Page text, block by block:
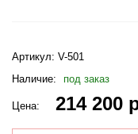
Артикул: V-501
Наличие:
под заказ
Цена: 214 200